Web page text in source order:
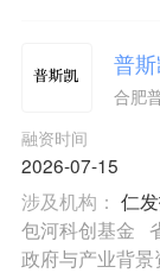
普
合肥
融资时间
2026-07-15
涉及机构： 仁
包河科创基金
政府与产业背景